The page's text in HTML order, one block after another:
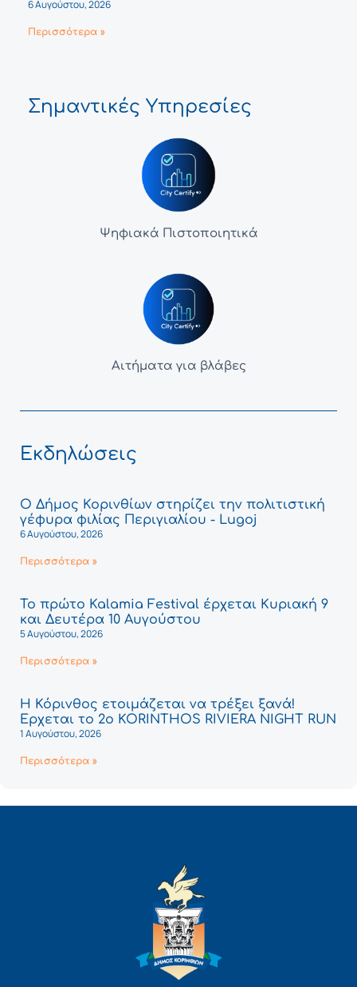
6 Αυγούστου, 2026
Περισσότερα »
Σημαντικές Υπηρεσίες
Ψηφιακά Πιστοποιητικά
Αιτήματα για βλάβες
Εκδηλώσεις
Ο Δήμος Κορινθίων στηρίζει την πολιτιστική
γέφυρα φιλίας Περιγιαλίου - Lugoj
6 Αυγούστου, 2026
Περισσότερα »
Το πρώτο Kalamia Festival έρχεται Κυριακή 9
και Δευτέρα 10 Αυγούστου
5 Αυγούστου, 2026
Περισσότερα »
Η Κόρινθος ετοιμάζεται να τρέξει ξανά!
Έρχεται το 2ο KORINTHOS RIVIERA NIGHT RUN
1 Αυγούστου, 2026
Περισσότερα »